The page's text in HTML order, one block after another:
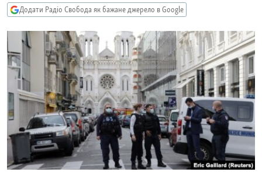
до
КУЛЬТУРА
СПОРТ
УКРАЇНА
СВІТ
КРИМ.РЕАЛІЇ
ТИ ЯК?
СХЕМИ
КИТАЙ.ВИКЛИКИ
МУЛЬТИМЕДІА
ФОТО
СПЕЦПРОЄКТИ
ПОДКАСТИ
Додати Радіо Свобода як бажане джерело в Google